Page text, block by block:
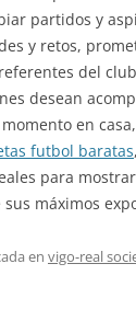
partidos y
y retos,
del
desean
en
futbol baratas
para
máximos
en vigo-real